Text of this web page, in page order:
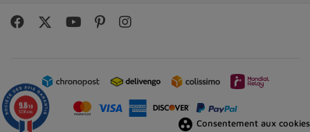
group_work Consentement aux cookies
9.8/10
5238 avis